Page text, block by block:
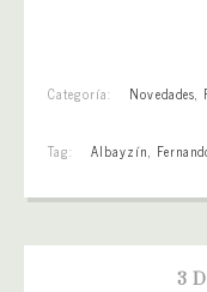
Categoría: Novedades,
Tag: Albayzín,
3